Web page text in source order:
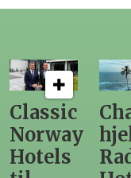
ChatGPT
hjelper
Radisson